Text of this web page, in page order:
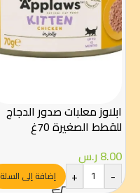
ابلاوز معلبات صدور الدجاج
للقطط الصغيرة 70غ
8.00ر.س
-
+ إضافة إلى السلة